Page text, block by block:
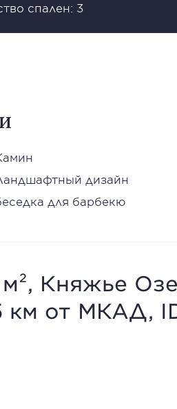
спален: 3
дизайн
для барбекю
Княжье
км от МКАД,